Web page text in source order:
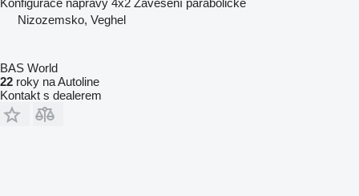
Nizozemsko, Veghel
BAS World
22 roky na Autoline
Kontakt s dealerem